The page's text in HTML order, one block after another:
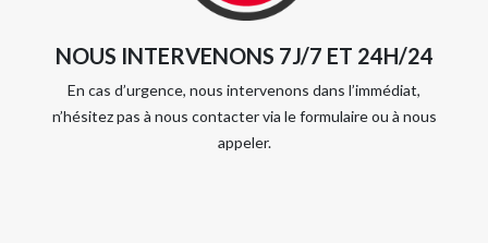
NOUS INTERVENONS 7J/7 ET 24H/24
En cas d’urgence, nous intervenons dans l’immédiat,
n’hésitez pas à nous contacter via le formulaire ou à nous
appeler.